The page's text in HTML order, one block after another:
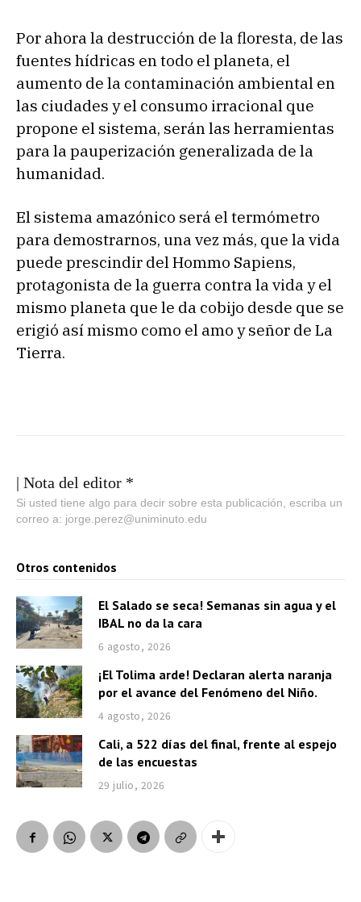
Por ahora la destrucción de la floresta, de las
fuentes hídricas en todo el planeta, el
aumento de la contaminación ambiental en
las ciudades y el consumo irracional que
propone el sistema, serán las herramientas
para la pauperización generalizada de la
humanidad.
El sistema amazónico será el termómetro
para demostrarnos, una vez más, que la vida
puede prescindir del Hommo Sapiens,
protagonista de la guerra contra la vida y el
mismo planeta que le da cobijo desde que se
erigió así mismo como el amo y señor de La
Tierra.
| Nota del editor *
Si usted tiene algo para decir sobre esta publicación, escriba un
correo a: jorge.perez@uniminuto.edu
Otros contenidos
El Salado se seca! Semanas sin agua y el
IBAL no da la cara
6 agosto, 2026
¡El Tolima arde! Declaran alerta naranja
por el avance del Fenómeno del Niño.
4 agosto, 2026
Cali, a 522 días del final, frente al espejo
de las encuestas
29 julio, 2026